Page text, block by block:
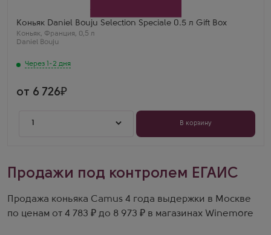
Коньяк Daniel Bouju Selection Speciale 0.5 л Gift Box
Коньяк, Франция, 0,5 л
Daniel Bouju
Через 1-2 дня
Гранд Шампань, Коньяк
Выдержка
5 лет
Сашка
— насыщенный, с вишней, ванилью, лёгкой
от 6 726
1 В корзину
Продажи под контролем ЕГАИС
Продажа коньяка Camus 4 года выдержки в Москве
по ценам от 4 783 ₽ до 8 973 ₽ в магазинах Winemore